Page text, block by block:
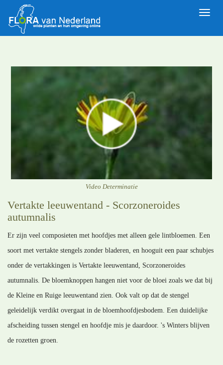
Toggle
Video Determinatie
Vertakte leeuwentand - Scorzoneroides
autumnalis
Er zijn veel composieten met hoofdjes met alleen gele lintbloemen. Een
soort met vertakte stengels zonder bladeren, en hooguit een paar schubjes
onder de vertakkingen is Vertakte leeuwentand, Scorzoneroides
autumnalis. De bloemknoppen hangen niet voor de bloei zoals we dat bij
de Kleine en Ruige leeuwentand zien. Ook valt op dat de stengel
geleidelijk verdikt overgaat in de bloemhoofdjesbodem. Een duidelijke
afscheiding tussen stengel en hoofdje mis je daardoor. 's Winters blijven
de rozetten groen.